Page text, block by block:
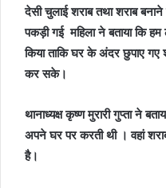
देसी चुलाई शराब तथा शराब
पकड़ी गई महिला ने बताया कि
किया ताकि घर के अंदर छुपाए
कर सके।
थानाध्यक्ष कृष्ण मुरारी गुप्ता ने
अपने घर पर करती थी । वहां
है।